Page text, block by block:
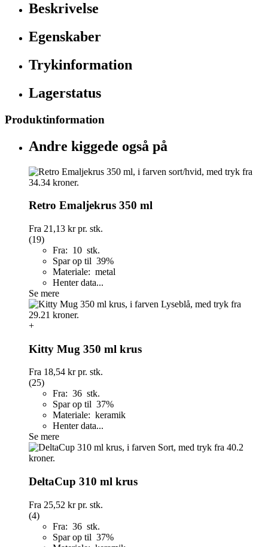
Beskrivelse
Egenskaber
Trykinformation
Lagerstatus
Produktinformation
Andre kiggede også på
Retro Emaljekrus 350 ml
Fra 21,13 krpr. stk.
(19)
Fra: 10 stk.
Spar op til 39%
Materiale: metal
Henter data...
Se mere
+
Kitty Mug 350 ml krus
Fra 18,54 krpr. stk.
(25)
Fra: 36 stk.
Spar op til 37%
Materiale: keramik
Henter data...
Se mere
DeltaCup 310 ml krus
Fra 25,52 krpr. stk.
(4)
Fra: 36 stk.
Spar op til 37%